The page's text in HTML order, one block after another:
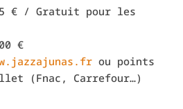
€ / Gratuit pour les
€
ou points
(Fnac, Carrefour…)